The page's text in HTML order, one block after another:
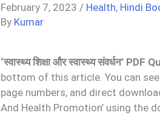
February 7, 2023 / Health, Hindi
By Kumar
‘स्वास्थ्य शिक्षा और स्वास्थ्य संवर्धन’
bottom of this article. You can
page numbers, and direct
And Health Promotion’ using the